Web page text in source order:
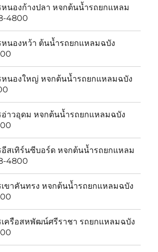
หนองก้างปลา หจกต้นน้ำรถยกแหลม
4800
หนองหว้า ต้นน้ำรถยกแหลมฉบัง
หนองใหญ่ หจกต้นน้ำรถยกแหลมฉบัง
อ่าวอุดม หจกต้นน้ำรถยกแหลมฉบัง
อีสเทิร์นซีบอร์ด หจกต้นน้ำรถยกแหลม
4800
เขาคันทรง หจกต้นน้ำรถยกแหลมฉบัง
เครือสหพัฒน์ศรีราชา รถยกแหลมฉบัง